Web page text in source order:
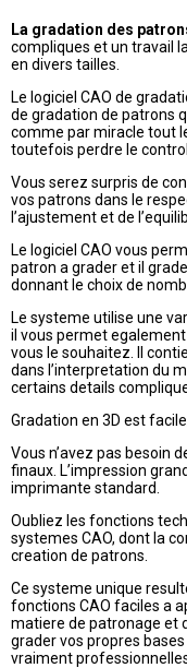
La gradation des
compliques et un travail
en divers tailles.
Le logiciel CAO de
de gradation de patrons
comme par miracle tout
toutefois perdre le
Vous serez surpris de
vos patrons dans le
l’ajustement et de
Le logiciel CAO vous
patron a grader et il
donnant le choix de
Le systeme utilise une
il vous permet egalement
vous le souhaitez. Il
dans l’interpretation du
certains details
Gradation en 3D est
Vous n’avez pas besoin
finaux. L’impression
imprimante standard.
Oubliez les fonctions
systemes CAO, dont la
creation de patrons.
Ce systeme unique
fonctions CAO faciles a
matiere de patronage et
grader vos propres
vraiment